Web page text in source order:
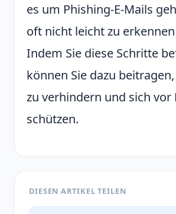
es um Phishing-E-Mails
oft nicht leicht zu
Indem Sie diese Schritte
können Sie dazu
zu verhindern und sich vor
schützen.
DIESEN ARTIKEL TEILEN